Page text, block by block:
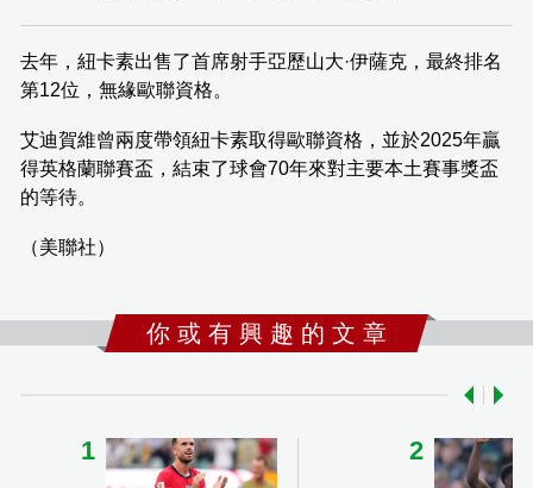
去年，紐卡素出售了首席射手亞歷山大·伊薩克，最終排名
第12位，無緣歐聯資格。
艾迪賀維曾兩度帶領紐卡素取得歐聯資格，並於2025年贏
得英格蘭聯賽盃，結束了球會70年來對主要本土賽事獎盃
的等待。
（美聯社）
你 或 有 興 趣 的 文 章